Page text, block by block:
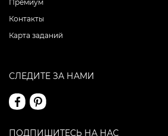
Премиум
Контакты
Карта заданий
СЛЕДИТЕ ЗА НАМИ
ПОДПИШИТЕСЬ НА НАС